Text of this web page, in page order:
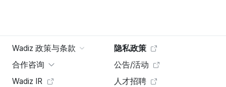
Wadiz 政策与条款
隐私政策
合作咨询
公告/活动
Wadiz IR
人才招聘